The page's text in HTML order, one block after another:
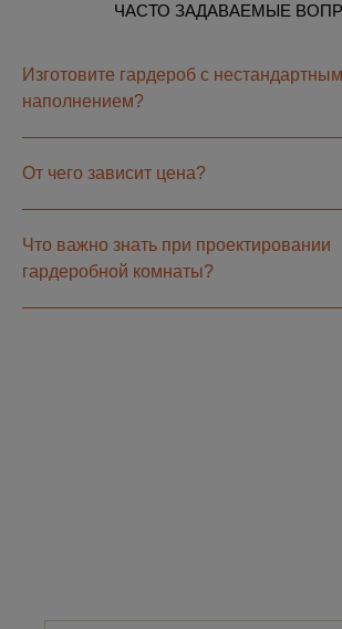
ЧАСТО ЗАДАВАЕМЫЕ
Изготовите гардероб с нестандартным
наполнением?
От чего зависит цена?
Что важно знать при проектировании
гардеробной комнаты?